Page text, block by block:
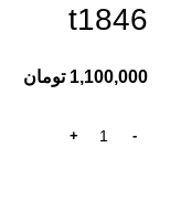
t1846
1,100,000 تومان